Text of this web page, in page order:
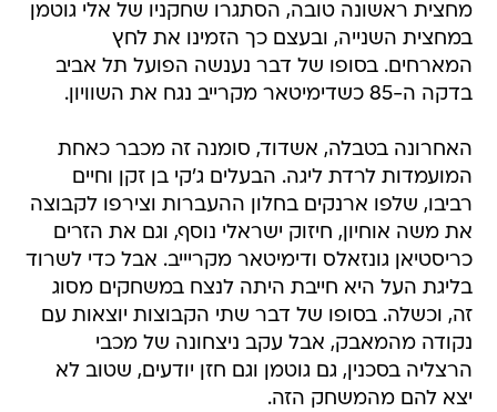
מחצית ראשונה טובה, הסתגרו שחקניו של אלי גוטמן
במחצית השנייה, ובעצם כך הזמינו את לחץ
המארחים. בסופו של דבר נענשה הפועל תל אביב
בדקה ה-85 כשדימיטאר מקרייב נגח את השוויון.
האחרונה בטבלה, אשדוד, סומנה זה מכבר כאחת
המועמדות לרדת ליגה. הבעלים ג'קי בן זקן וחיים
רביבו, שלפו ארנקים בחלון ההעברות וצירפו לקבוצה
את משה אוחיון, חיזוק ישראלי נוסף, וגם את הזרים
כריסטיאן גונזאלס ודימיטאר מקריייב. אבל כדי לשרוד
בליגת העל היא חייבת היתה לנצח במשחקים מסוג
זה, וכשלה. בסופו של דבר שתי הקבוצות יוצאות עם
נקודה מהמאבק, אבל עקב ניצחונה של מכבי
הרצליה בסכנין, גם גוטמן וגם חזן יודעים, שטוב לא
יצא להם מהמשחק הזה.